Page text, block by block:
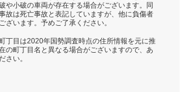
や小破の車両が存在する場合がございます。同
故は死亡事故と表記していますが、他に負傷者
ざいます。予めご了承ください。
丁目は2020年国勢調査時点の住所情報を元に推
の町丁目名と異なる場合がございますので、あ
さい。